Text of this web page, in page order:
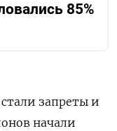
85%
запреты и
начали